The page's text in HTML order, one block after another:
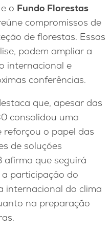
e o Fundo Florestas
compromissos de
de florestas. Essas
podem ampliar a
internacional e
conferências.
que, apesar das
consolidou uma
reforçou o papel das
de soluções
afirma que seguirá
participação do
internacional do clima
na preparação